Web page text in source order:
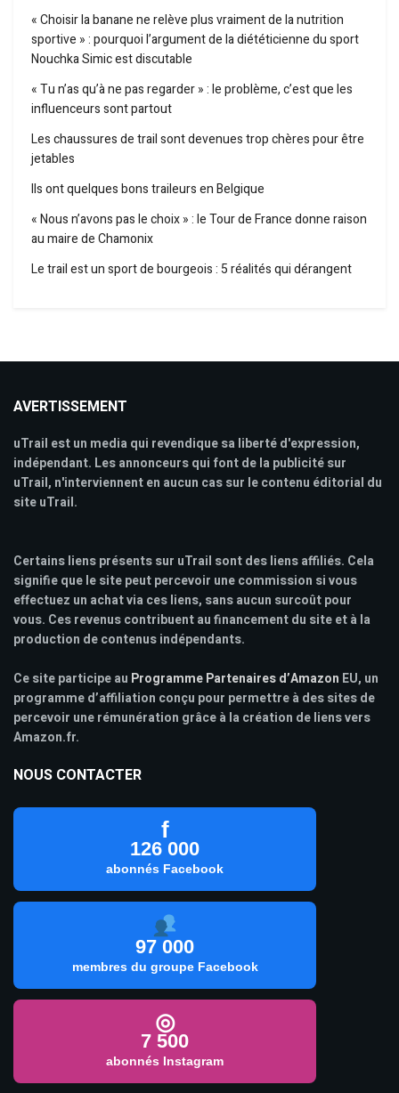
« Choisir la banane ne relève plus vraiment de la nutrition
sportive » : pourquoi l’argument de la diététicienne du sport
Nouchka Simic est discutable
« Tu n’as qu’à ne pas regarder » : le problème, c’est que les
influenceurs sont partout
Les chaussures de trail sont devenues trop chères pour être
jetables
Ils ont quelques bons traileurs en Belgique
« Nous n’avons pas le choix » : le Tour de France donne raison
au maire de Chamonix
Le trail est un sport de bourgeois : 5 réalités qui dérangent
AVERTISSEMENT
uTrail est un media qui revendique sa liberté d'expression,
indépendant. Les annonceurs qui font de la publicité sur
uTrail, n'interviennent en aucun cas sur le contenu éditorial du
site uTrail.
Certains liens présents sur uTrail sont des liens affiliés. Cela
signifie que le site peut percevoir une commission si vous
effectuez un achat via ces liens, sans aucun surcoût pour
vous. Ces revenus contribuent au financement du site et à la
production de contenus indépendants.
Ce site participe au Programme Partenaires d’Amazon EU, un
programme d’affiliation conçu pour permettre à des sites de
percevoir une rémunération grâce à la création de liens vers
Amazon.fr.
NOUS CONTACTER
f
126 000
abonnés Facebook
97 000
membres du groupe Facebook
◎
7 500
abonnés Instagram